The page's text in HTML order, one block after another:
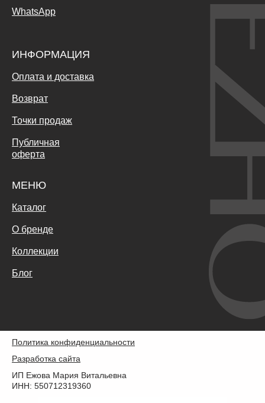
WhatsApp
ИНФОРМАЦИЯ
Оплата и доставка
Возврат
Точки продаж
Публичная
оферта
МЕНЮ
Каталог
О бренде
Коллекции
Блог
Политика конфиденциальности
Разработка сайта
ИП Ежова Мария Витальевна
ИНН: 550712319360